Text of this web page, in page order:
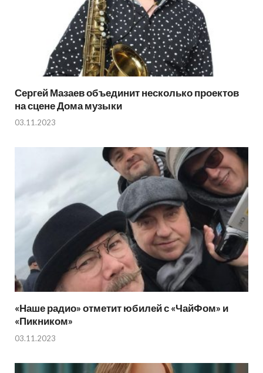
Сергей Мазаев объединит несколько проектов
на сцене Дома музыки
03.11.2023
«Наше радио» отметит юбилей с «ЧайФом» и
«Пикником»
03.11.2023